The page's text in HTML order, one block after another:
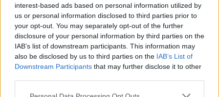
interest-based ads based on personal information utilized by
us or personal information disclosed to third parties prior to
your opt-out. You may separately opt-out of the further
disclosure of your personal information by third parties on the
IAB’s list of downstream participants. This information may
also be disclosed by us to third parties on the IAB’s List of
Downstream Participants that may further disclose it to other
Please note that this website/app uses one or more Google
Johansson Norgren.
– Du kan drømme om det, men jeg trodde aldri jeg
skulle ta dem alle, sier Fleten om bragden.
Hva er det som har skjedd denne sesongen?
– Det begynte egentlig med Vasaloppsseieren i fjor.
Det gir en selvtillit å ta den første seieren. Da vet